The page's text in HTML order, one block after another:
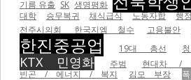
기름 유출 SK 생명평화
대학
승무복귀 채식급식 노동자합 행
전주시의회
한국지엠 철수 고용불안
한진중공업 19대 총선
KTX 민영화 주범 현대차 /
빈곤 / 에너지 / 복지
김모 부장